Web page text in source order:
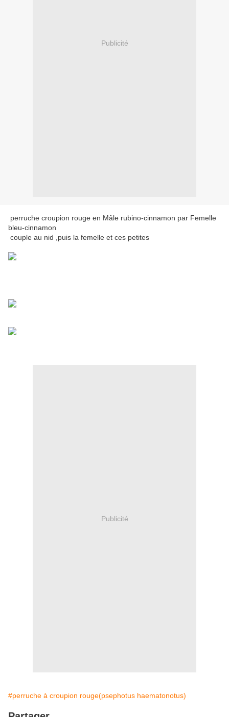
Publicité
perruche croupion rouge en Mâle rubino-cinnamon par Femelle
bleu-cinnamon
couple au nid ,puis la femelle et ces petites
Publicité
#perruche à croupion rouge(psephotus haematonotus)